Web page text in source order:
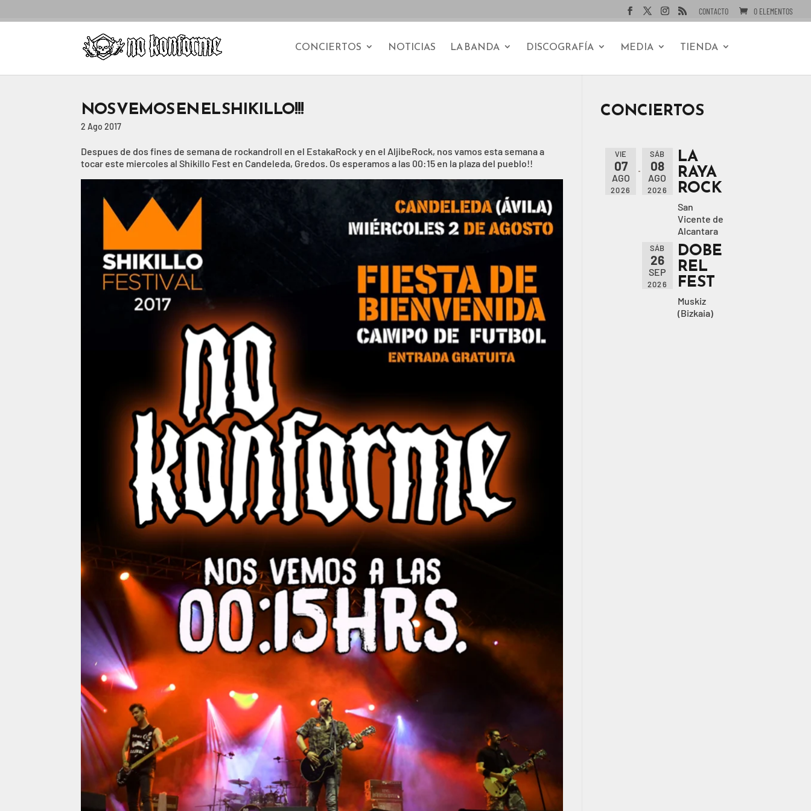
CONTACTO 0 ELEMENTOS
CONCIERTOS NOTICIAS LA BANDA DISCOGRAFÍA MEDIA TIENDA
NOS VEMOS EN EL SHIKILLO!!!
2 Ago 2017
Despues de dos fines de semana de rockandroll en el EstakaRock y en el AljibeRock, nos vamos esta semana a
tocar este miercoles al Shikillo Fest en Candeleda, Gredos. Os esperamos a las 00:15 en la plaza del pueblo!!
CONCIERTOS
VIE
07
AGO
2026
SÁB
08
AGO
2026
LA
RAYA
ROCK
San
Vicente de
Alcantara
SÁB
26
SEP
2026
DOBE
REL
FEST
Muskiz
(Bizkaia)